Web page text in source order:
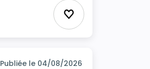
Ajouter aux
Publiée le 04/08/2026